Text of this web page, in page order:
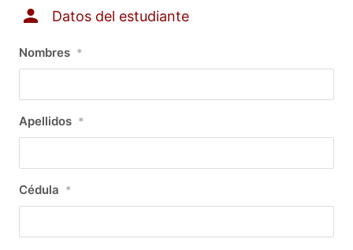
Datos del estudiante
Nombres *
Apellidos *
Cédula *